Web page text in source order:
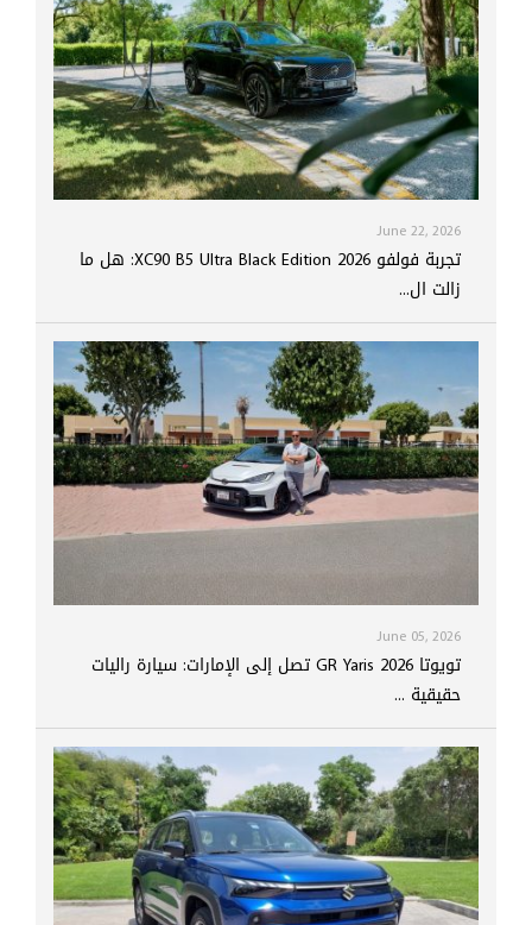
June 22, 2026
تجربة فولفو XC90 B5 Ultra Black Edition 2026: هل ما
زالت ال...
June 05, 2026
تويوتا GR Yaris 2026 تصل إلى الإمارات: سيارة راليات
حقيقية ...